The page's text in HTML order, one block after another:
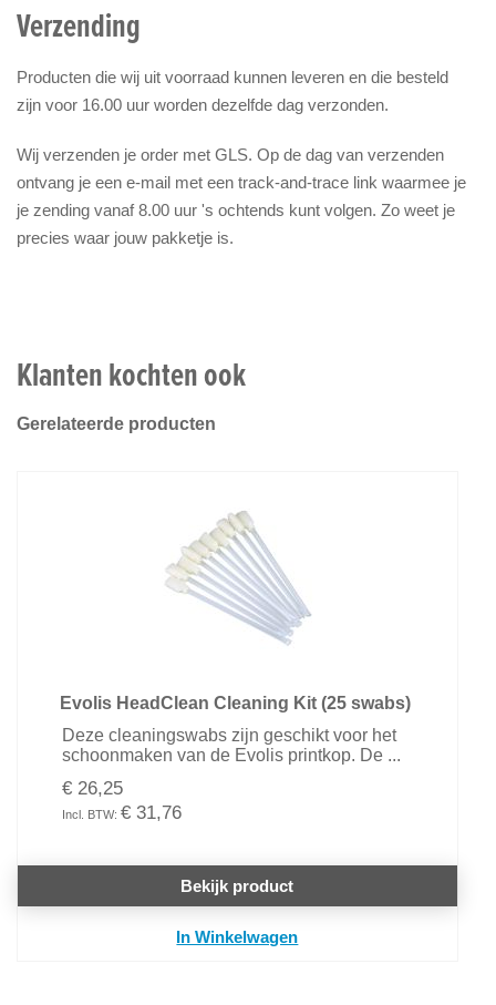
Verzending
Producten die wij uit voorraad kunnen leveren en die besteld
zijn voor 16.00 uur worden dezelfde dag verzonden.
Wij verzenden je order met GLS. Op de dag van verzenden
ontvang je een e-mail met een track-and-trace link waarmee je
je zending vanaf 8.00 uur 's ochtends kunt volgen. Zo weet je
precies waar jouw pakketje is.
Klanten kochten ook
Gerelateerde producten
Evolis HeadClean Cleaning Kit (25 swabs)
Deze cleaningswabs zijn geschikt voor het
schoonmaken van de Evolis printkop. De ...
€ 26,25
€ 31,76
Bekijk product
In Winkelwagen